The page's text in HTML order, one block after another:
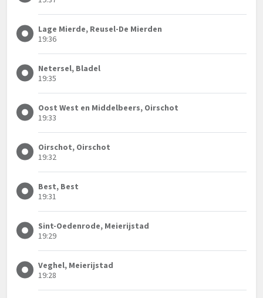
Lage Mierde, Reusel-De Mierden
19:36
Netersel, Bladel
19:35
Oost West en Middelbeers, Oirschot
19:33
Oirschot, Oirschot
19:32
Best, Best
19:31
Sint-Oedenrode, Meierijstad
19:29
Veghel, Meierijstad
19:28